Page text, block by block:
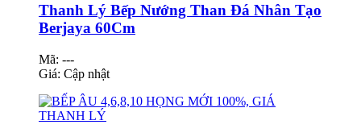
Thanh Lý Bếp Nướng Than Đá Nhân Tạo
Berjaya 60Cm
Mã: ---
Giá: Cập nhật